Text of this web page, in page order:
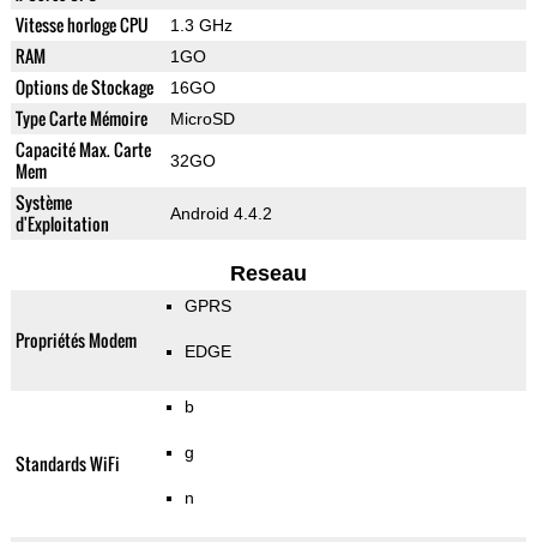
Vitesse horloge CPU 1.3 GHz
RAM 1GO
Options de Stockage 16GO
Type Carte Mémoire MicroSD
Capacité Max. Carte
Mem
32GO
Système
d'Exploitation
Android 4.4.2
Reseau
Propriétés Modem
GPRS
EDGE
Standards WiFi
b
g
n